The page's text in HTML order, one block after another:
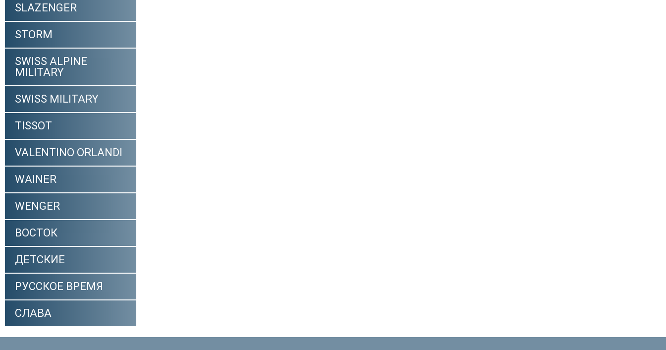
SLAZENGER
STORM
SWISS ALPINE
MILITARY
SWISS MILITARY
TISSOT
VALENTINO ORLANDI
WAINER
WENGER
ВОСТОК
ДЕТСКИЕ
РУССКОЕ ВРЕМЯ
СЛАВА